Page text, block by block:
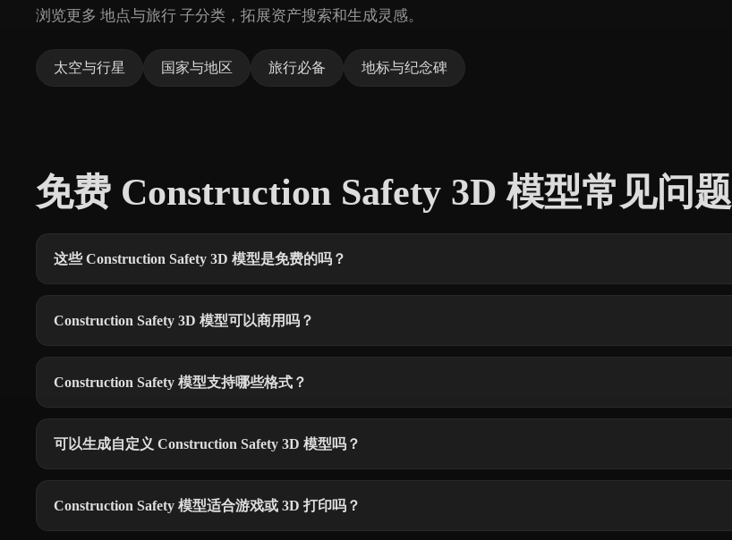
浏览更多 地点与旅行 子分类，拓展资产搜索和生成灵感。
太空与行星 国家与地区 旅行必备 地标与纪念碑
免费 Construction Safety 3D 模型常见问题
这些 Construction Safety 3D 模型是免费的吗？
Construction Safety 3D 模型可以商用吗？
Construction Safety 模型支持哪些格式？
可以生成自定义 Construction Safety 3D 模型吗？
Construction Safety 模型适合游戏或 3D 打印吗？